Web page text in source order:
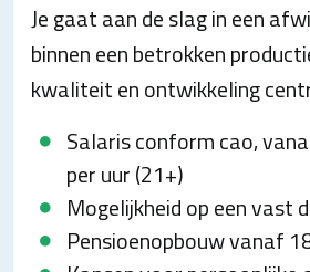
Je gaat aan de slag in een
binnen een betrokken
kwaliteit en ontwikkeling
Salaris conform cao,
per uur (21+)
Mogelijkheid op een vast
Pensioenopbouw vanaf